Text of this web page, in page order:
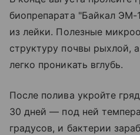
биопрепарата "Байкал ЭМ-
из лейки. Полезные
структуру почвы рыхлой,
легко проникать вглубь.
После полива укройте
30 дней — под ней
градусов, и бактерии